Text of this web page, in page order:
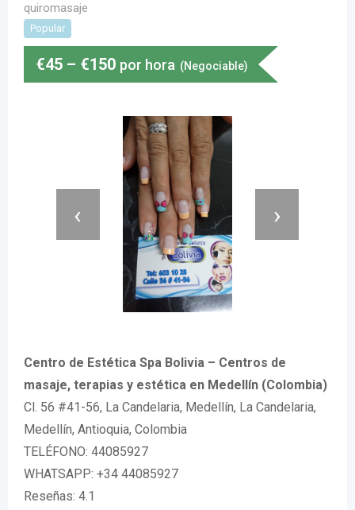
quiromasaje
Popular
€45 – €150 por hora (Negociable)
‹ ›
Centro de Estética Spa Bolivia – Centros de
masaje, terapias y estética en Medellín (Colombia)
Cl. 56 #41-56, La Candelaria, Medellín, La Candelaria,
Medellín, Antioquia, Colombia
TELÉFONO: 44085927
WHATSAPP: +34 44085927
Reseñas: 4.1